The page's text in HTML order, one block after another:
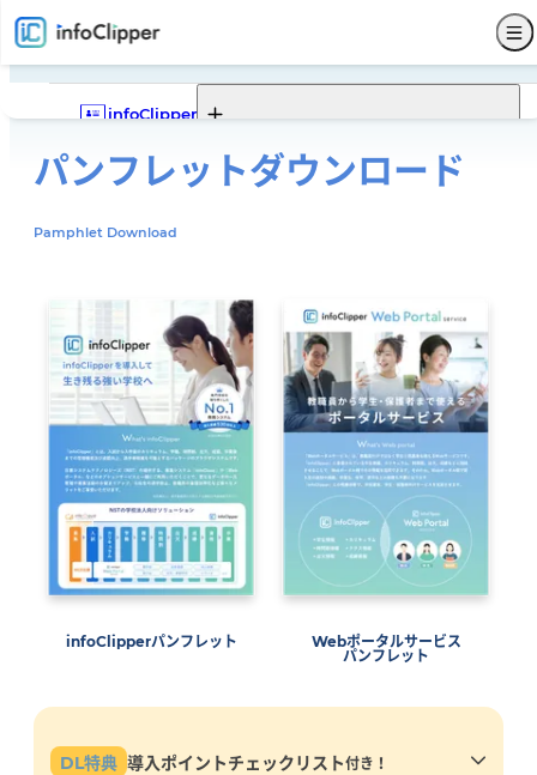
パンフレットダウンロード
Pamphlet Download
infoClipperパンフレット
Webポータルサービス
パンフレット
DL特典 導入ポイントチェックリスト付き！
infoClipper
infoClipperの機能一覧 infoClipperの強み
導入実績
Webポータル
Webポータルの機能一覧
機能一覧
募集 出席
サービス仕様
サポート セキュリティ システム構成 開発コンセプト
その他
システム比較 単位制について よくある質問
販売代理店
新着情報
お問い合わせ
パンフレットダウンロード